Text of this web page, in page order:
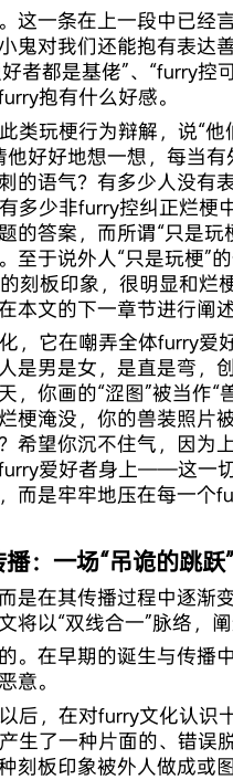
这一条在上一段中已经
鬼对我们还能抱有表
者都是基佬”、“furry控
抱有什么好感。
类玩梗行为辩解，说“他
好好地想一想，每当有
的语气？有多少人没有
多少非furry控纠正烂梗
的答案，而所谓“只是玩
至于说外人“只是玩梗”
刻板印象，很明显和烂
本文的下一章节进行阐述
，它在嘲弄全体furry爱
男是女，是直是弯，
，你画的“涩图”被当作“
梗淹没，你的兽装照片
希望你沉不住气，因为
爱好者身上——这一
而是牢牢地压在每一个
：一场“吊诡的跳跃”
是在其传播过程中逐渐
以“双线合一”脉络，
。在早期的诞生与传播
意。
后，在对furry文化认识
生了一种片面的、错误
刻板印象被外人做成或